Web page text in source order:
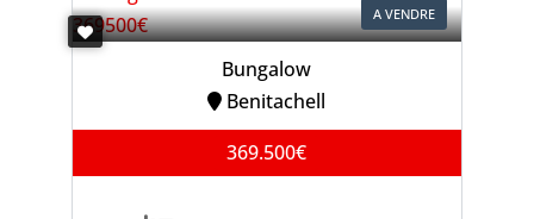
A VENDRE
Bungalow
Benitachell
369.500€